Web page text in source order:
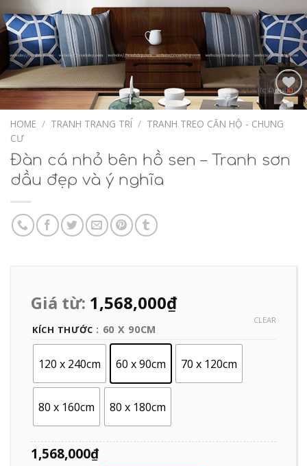
Add to
Wishlist
HOME / TRANH TRANG TRÍ / TRANH TREO CĂN HỘ - CHUNG
CƯ
Đàn cá nhỏ bên hồ sen – Tranh sơn
dầu đẹp và ý nghĩa
Giá từ: 1,568,000₫
KÍCH THƯỚC : 60 X 90CM
120 x 240cm 60 x 90cm 70 x 120cm
80 x 160cm 80 x 180cm
CLEAR
1,568,000₫